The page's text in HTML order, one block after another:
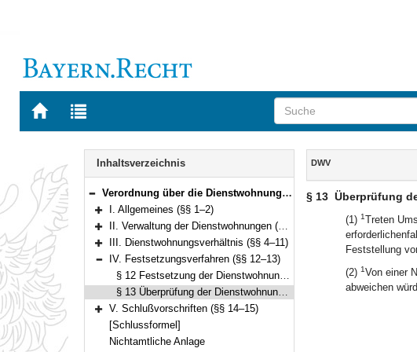
Zur
BAYERN.RECHT
Zur
letzten
Navigation
Inhaltsverzeichnis
Bereich reduzieren
Verordnung über die Dienstwohnungen der Beamten (Dienstwohnungsverordnung – DWV –) Vom 28. November 1997 (GVBl. S. 866) BayRS 2030-2-30-F (§§ 1–15)
Bereich erweitern
I. Allgemeines (§§ 1–2)
Bereich erweitern
II. Verwaltung der Dienstwohnungen (§ 3)
Bereich erweitern
III. Dienstwohnungsverhältnis (§§ 4–11)
Bereich reduzieren
IV. Festsetzungsverfahren (§§ 12–13)
§ 12 Festsetzung der Dienstwohnungsvergütung
§ 13 Überprüfung der Dienstwohnungsvergütung
Bereich erweitern
V. Schlußvorschriften (§§ 14–15)
[Schlussformel]
Nichtamtliche Anlage
Inhalt
DWV
§ 13 Überprüfung
(1) 1Treten
Feststellung
(2) 1Von einer
abweichen